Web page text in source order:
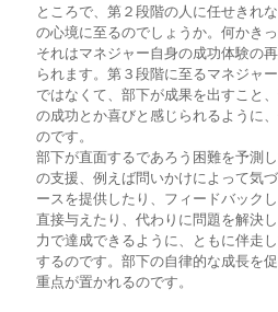
ところで、第２段階の人に任せきれ
の心境に至るのでしょうか。何かき
それはマネジャー自身の成功体験の
られます。第３段階に至るマネジャ
ではなくて、部下が成果を出すこと
の成功とか喜びと感じられるように
のです。
部下が直面するであろう困難を予測
の支援、例えば問いかけによって気
ースを提供したり、フィードバック
直接与えたり、代わりに問題を解決
力で達成できるように、ともに伴走
するのです。部下の自律的な成長を
重点が置かれるのです。